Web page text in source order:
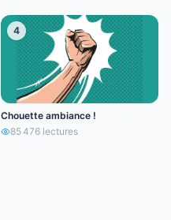
4
Chouette ambiance !
85 476 lectures